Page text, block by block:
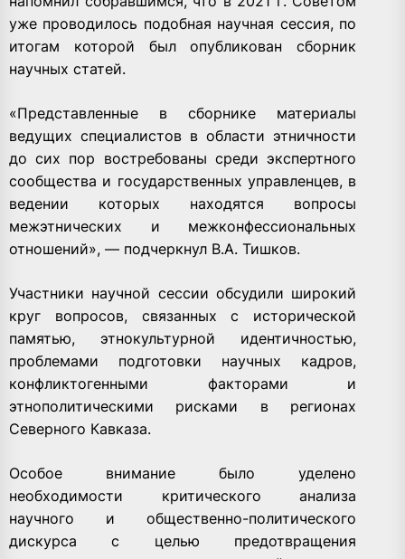
уже проводилось подобная научная сессия, по
итогам которой был опубликован сборник
научных статей.
«Представленные в сборнике материалы
ведущих специалистов в области этничности
до сих пор востребованы среди экспертного
сообщества и государственных управленцев, в
ведении которых находятся вопросы
межэтнических и межконфессиональных
отношений», — подчеркнул В.А. Тишков.
Участники научной сессии обсудили широкий
круг вопросов, связанных с исторической
памятью, этнокультурной идентичностью,
проблемами подготовки научных кадров,
конфликтогенными факторами и
этнополитическими рисками в регионах
Северного Кавказа.
Особое внимание было уделено
необходимости критического анализа
научного и общественно-политического
дискурса с целью предотвращения